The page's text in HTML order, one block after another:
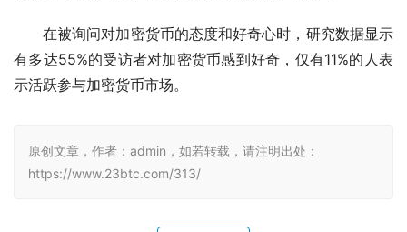
在被询问对加密货币的态度和好奇心时，研究数据显示
有多达55%的受访者对加密货币感到好奇，仅有11%的人表
示活跃参与加密货币市场。
原创文章，作者：admin，如若转载，请注明出处：
https://www.23btc.com/313/